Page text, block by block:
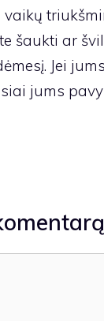
vaikų
šaukti ar
Jei
jums